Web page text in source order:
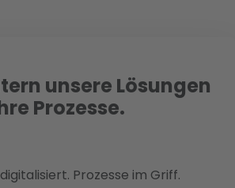
unsere Lösungen
Prozesse.
Prozesse im Griff.